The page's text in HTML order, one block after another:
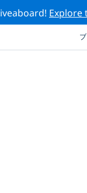
Explore